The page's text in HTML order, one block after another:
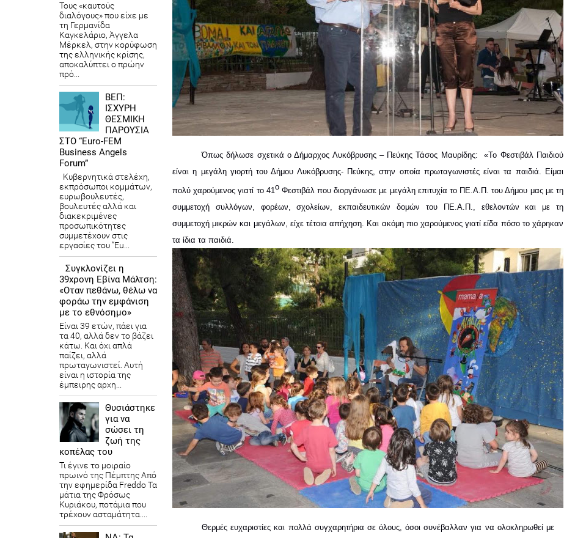
Όπως δήλωσε σχετικά ο Δήμαρχος Λυκόβρυσης – Πεύκης Τάσος Μαυρίδης:  «To Φεστιβάλ Παιδιού
είναι η μεγάλη γιορτή του Δήμου Λυκόβρυσης- Πεύκης, στην οποία πρωταγωνιστές είναι τα παιδιά. Είμαι
πολύ χαρούμενος γιατί το 41ο Φεστιβάλ που διοργάνωσε με μεγάλη επιτυχία το ΠΕ.Α.Π. του Δήμου μας με τη
συμμετοχή συλλόγων, φορέων, σχολείων, εκπαιδευτικών δομών του ΠΕ.Α.Π., εθελοντών και με τη
συμμετοχή μικρών και μεγάλων, είχε τέτοια απήχηση. Και ακόμη πιο χαρούμενος γιατί είδα πόσο το χάρηκαν
τα ίδια τα παιδιά.
Θερμές ευχαριστίες και πολλά συγχαρητήρια σε όλους, όσοι συνέβαλλαν για να ολοκληρωθεί με
Τους «καυτούς
διαλόγους» που είχε με
τη Γερμανίδα
Καγκελάριο, Άγγελα
Μέρκελ, στην κορύφωση
της ελληνικής κρίσης,
αποκαλύπτει ο πρώην
πρό...
ΒΕΠ:
ΙΣΧΥΡΗ
ΘΕΣΜΙΚΗ
ΠΑΡΟΥΣΙΑ
ΣΤΟ “Euro-FEM
Business Angels
Forum”
Κυβερνητικά στελέχη,
εκπρόσωποι κομμάτων,
ευρωβουλευτές,
βουλευτές αλλά και
διακεκριμένες
προσωπικότητες
συμμετέχουν στις
εργασίες του “Eu...
Συγκλονίζει η
39χρονη Εβίνα Μάλτση:
«Οταν πεθάνω, θέλω να
φοράω την εμφάνιση
με το εθνόσημο»
Είναι 39 ετών, πάει για
τα 40, αλλά δεν το βάζει
κάτω. Και όχι απλά
παίζει, αλλά
πρωταγωνιστεί. Αυτή
είναι η ιστορία της
έμπειρης αρχη...
Θυσιάστηκε
για να
σώσει τη
ζωή της
κοπέλας του
Τι έγινε το μοιραίο
πρωινό της Πέμπτης Από
την εφημερίδα Freddo Τα
μάτια της Φρόσως
Κυριάκου, ποτάμια που
τρέχουν ασταμάτητα....